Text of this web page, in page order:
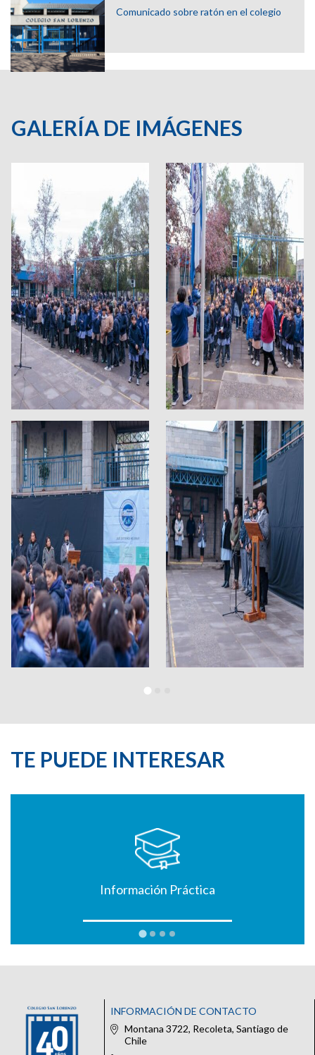
Comunicado sobre ratón en el colegio
GALERÍA DE IMÁGENES
TE PUEDE INTERESAR
Información Práctica
INFORMACIÓN DE CONTACTO
Montana 3722, Recoleta, Santiago de
Chile